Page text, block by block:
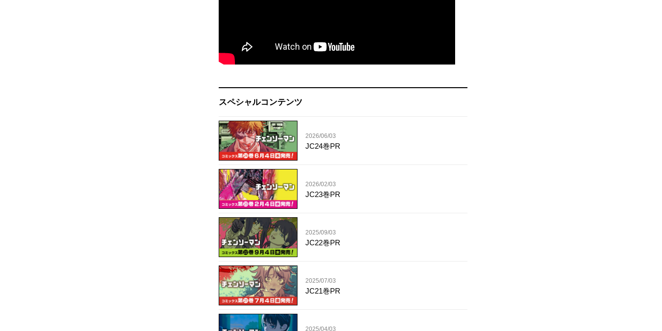
スペシャルコンテンツ
2026/06/03
JC24巻PR
2026/02/03
JC23巻PR
2025/09/03
JC22巻PR
2025/07/03
JC21巻PR
2025/04/03